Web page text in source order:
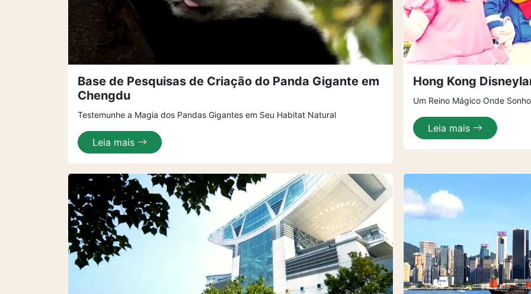
Base de Pesquisas de Criação do Panda Gigante em
Chengdu
Testemunhe a Magia dos Pandas Gigantes em Seu Habitat Natural
Leia mais
Hong Kong
Um Reino Mágico Onde
Leia mais